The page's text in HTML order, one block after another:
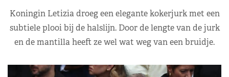
Koningin Letizia droeg een elegante kokerjurk met een
subtiele plooi bij de halslijn. Door de lengte van de jurk
en de mantilla heeft ze wel wat weg van een bruidje.